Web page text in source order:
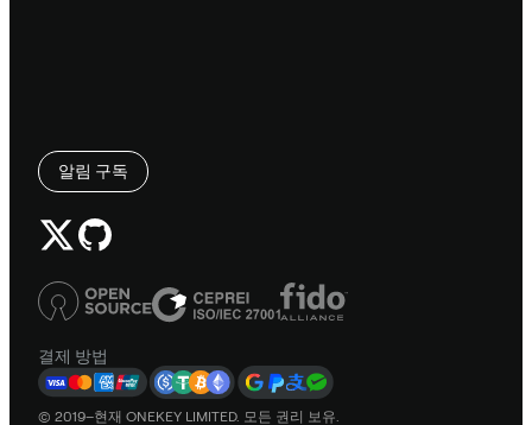
알림 구독
결제 방법
© 2019–현재 ONEKEY LIMITED. 모든 권리 보유.